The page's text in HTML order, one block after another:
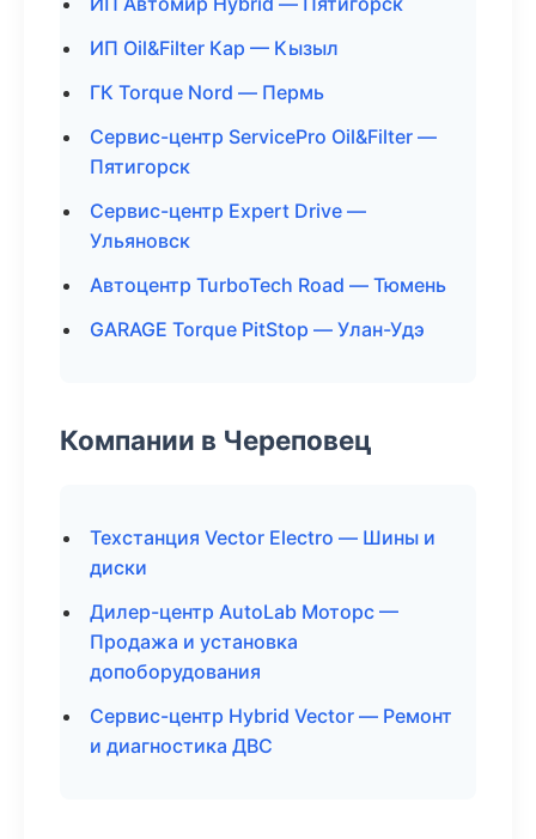
ИП Oil&Filter Кар — Кызыл
ГК Torque Nord — Пермь
Сервис-центр ServicePro Oil&Filter —
Пятигорск
Сервис-центр Expert Drive —
Ульяновск
Автоцентр TurboTech Road — Тюмень
GARAGE Torque PitStop — Улан-Удэ
Компании в Череповец
Техстанция Vector Electro — Шины и
диски
Дилер-центр AutoLab Моторс —
Продажа и установка
допоборудования
Сервис-центр Hybrid Vector — Ремонт
и диагностика ДВС